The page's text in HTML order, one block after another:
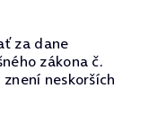
za dane
zákona č.
neskorších